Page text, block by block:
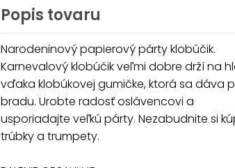
Popis tovaru
Narodeninový papierový párty klobúčik.
Karnevalový klobúčik veľmi dobre drží na
vďaka klobúkovej gumičke, ktorá sa dáva
bradu. Urobte radosť oslávencovi a
usporiadajte veľkú párty. Nezabudnite si
trúbky a trumpety.